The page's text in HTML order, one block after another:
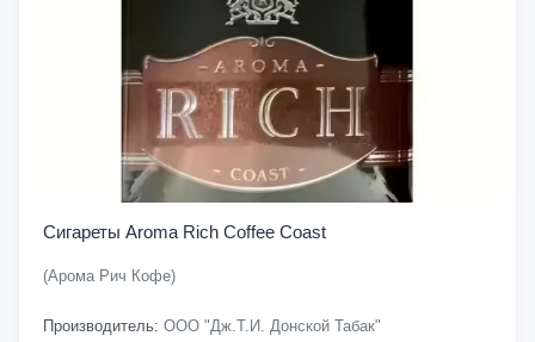
Сигареты Aroma Rich Coffee Coast
(Арома Рич Кофе)
Производитель: ООО "Дж.Т.И. Донской Табак"